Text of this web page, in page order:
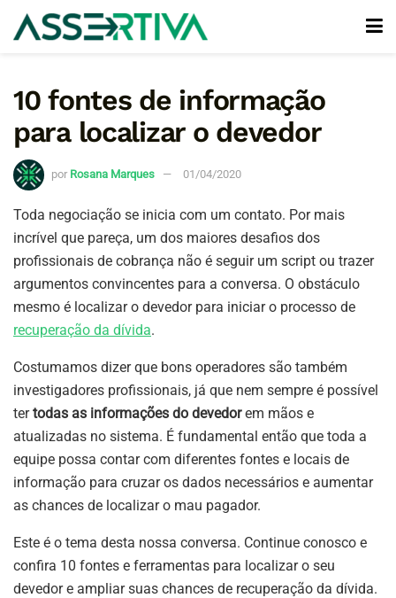
10 fontes de informação
para localizar o devedor
por Rosana Marques 01/04/2020
Toda negociação se inicia com um contato. Por mais
incrível que pareça, um dos maiores desafios dos
profissionais de cobrança não é seguir um script ou trazer
argumentos convincentes para a conversa. O obstáculo
mesmo é localizar o devedor para iniciar o processo de
recuperação da dívida.
Costumamos dizer que bons operadores são também
investigadores profissionais, já que nem sempre é possível
tertodas as informações do devedorem mãos e
atualizadas no sistema. É fundamental então que toda a
equipe possa contar com diferentes fontes e locais de
informação para cruzar os dados necessários e aumentar
as chances de localizar o mau pagador.
Este é o tema desta nossa conversa. Continue conosco e
confira 10 fontes e ferramentas para localizar o seu
devedor e ampliar suas chances de recuperação da dívida.